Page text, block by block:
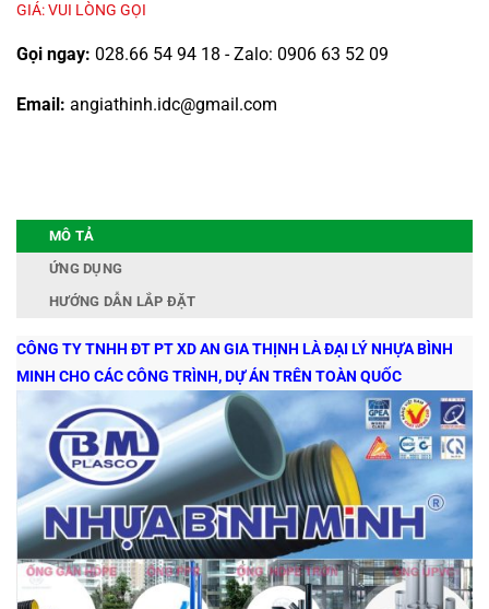
GIÁ: VUI LÒNG GỌI
Gọi ngay: 028.66 54 94 18 - Zalo: 0906 63 52 09
Email: angiathinh.idc@gmail.com
MÔ TẢ
ỨNG DỤNG
HƯỚNG DẪN LẮP ĐẶT
CÔNG TY TNHH ĐT PT XD AN GIA THỊNH LÀ ĐẠI LÝ NHỰA BÌNH
MINH CHO CÁC CÔNG TRÌNH, DỰ ÁN TRÊN TOÀN QUỐC